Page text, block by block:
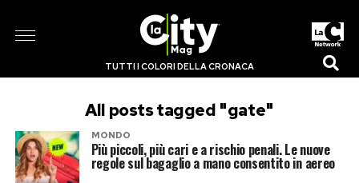
TUTTI I COLORI DELLA CRONACA
All posts tagged "gate"
MONDO
Più piccoli, più cari e a rischio penali. Le nuove
regole sul bagaglio a mano consentito in aereo